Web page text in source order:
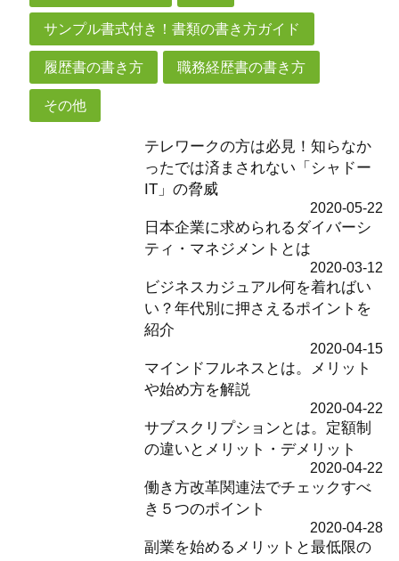
サンプル書式付き！書類の書き方ガイド
履歴書の書き方 職務経歴書の書き方
その他
テレワークの方は必見！知らなか
ったでは済まされない「シャドー
IT」の脅威
2020-05-22
日本企業に求められるダイバーシ
ティ・マネジメントとは
2020-03-12
ビジネスカジュアル何を着ればい
い？年代別に押さえるポイントを
紹介
2020-04-15
マインドフルネスとは。メリット
や始め方を解説
2020-04-22
サブスクリプションとは。定額制
の違いとメリット・デメリット
2020-04-22
働き方改革関連法でチェックすべ
き５つのポイント
2020-04-28
副業を始めるメリットと最低限の